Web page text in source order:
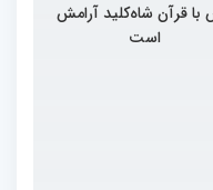
با قرآن شاه‌کلید آرامش
است